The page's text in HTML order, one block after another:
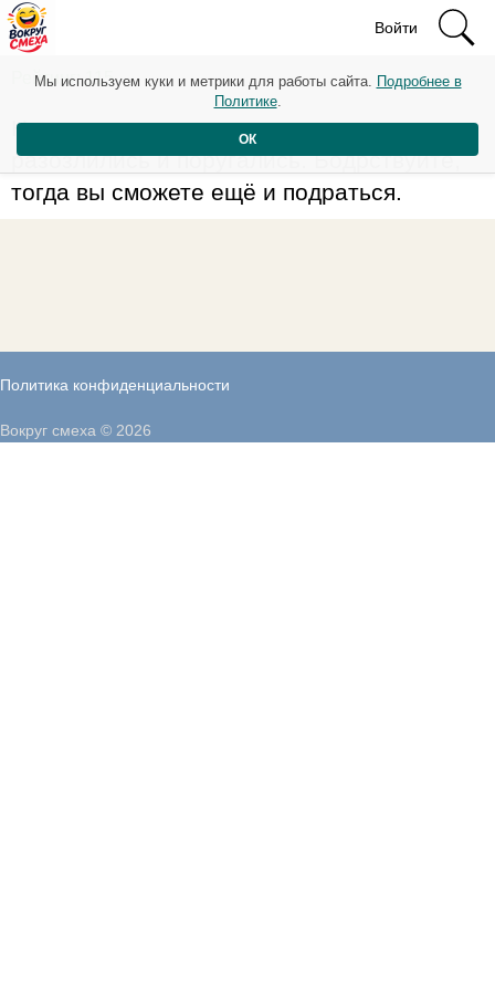
Войти
Рейтинг: 115
Ни в коем случае не ложитесь спать, если
разозлились и поругались. Бодрствуйте,
тогда вы сможете ещё и подраться.
Политика конфиденциальности
Мы используем куки и метрики для работы сайта. Подробнее в
Политике.
ОК
Вокруг смеха © 2026